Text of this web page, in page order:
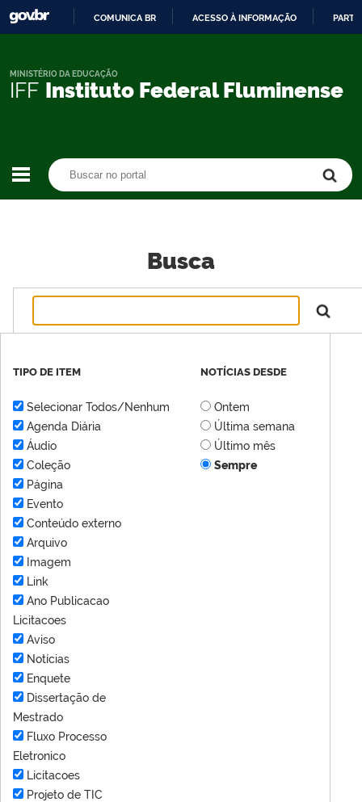
CONTEÚDO
COMUNICA BR ACESSO À INFORMAÇÃO
IFF Instituto Federal Fluminense
MINISTÉRIO DA EDUCAÇÃO
Busca
TIPO DE ITEM
Selecionar Todos/Nenhum
Agenda Diária
Áudio
Coleção
Página
Evento
Conteúdo externo
Arquivo
Imagem
Link
Ano Publicacao
Licitacoes
Aviso
Notícias
Enquete
Dissertação de
Mestrado
Fluxo Processo
Eletronico
Licitacoes
Projeto de TIC
NOTÍCIAS DESDE
Ontem
Última semana
Último mês
Sempre